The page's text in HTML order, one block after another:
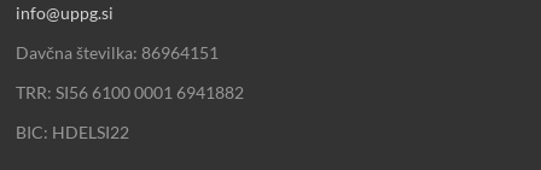
info@uppg.si
Davčna številka: 86964151
TRR: SI56 6100 0001 6941882
BIC: HDELSI22